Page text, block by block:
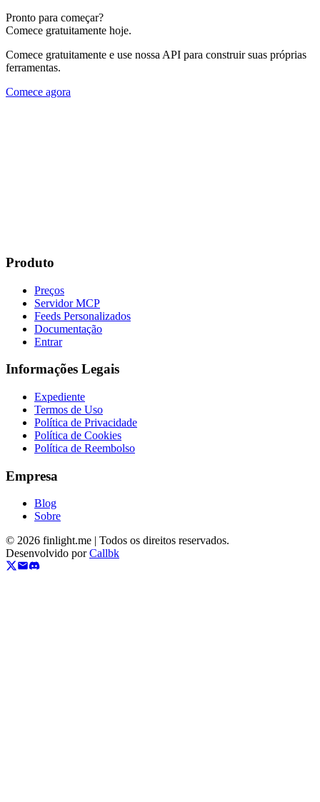
Pronto para começar?
Comece gratuitamente hoje.
Comece gratuitamente e use nossa API para construir suas próprias
ferramentas.
Comece agora
Produto
Preços
Servidor MCP
Feeds Personalizados
Documentação
Entrar
Informações Legais
Expediente
Termos de Uso
Política de Privacidade
Política de Cookies
Política de Reembolso
Empresa
Blog
Sobre
© 2026 finlight.me | Todos os direitos reservados.
Desenvolvido porCallbk